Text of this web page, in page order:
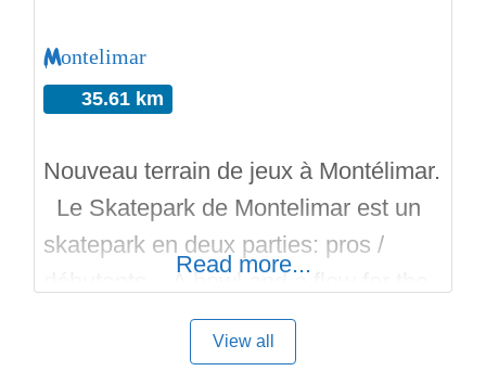
Montelimar
35.61 km
Nouveau terrain de jeux à Montélimar.
Le Skatepark de Montelimar est un
skatepark en deux parties: pros /
débutants. A bowl and a flow for the
new skatepark of Montélimar Ville de
Montélimar, Constructo Skatepark
Read more...
View all